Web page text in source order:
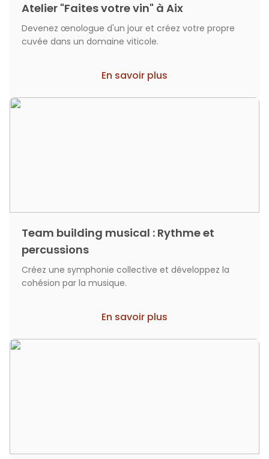
Atelier "Faites votre vin" à Aix
Devenez œnologue d'un jour et créez votre propre
cuvée dans un domaine viticole.
En savoir plus
Team building musical : Rythme et
percussions
Créez une symphonie collective et développez la
cohésion par la musique.
En savoir plus